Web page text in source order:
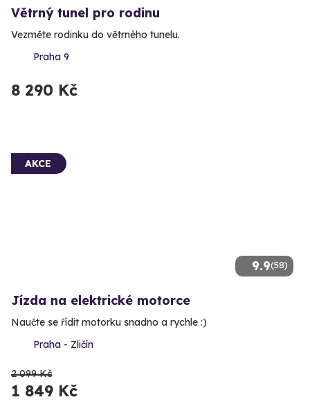
Větrný tunel pro rodinu
Vezměte rodinku do větrného tunelu.
Praha 9
8 290 Kč
9.9(58)
AKCE
Jízda na elektrické motorce
Naučte se řídit motorku snadno a rychle :)
Praha - Zličín
2 099 Kč
1 849 Kč